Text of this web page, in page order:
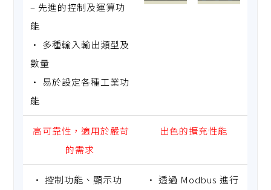
– 先進的控制及運算功
能
• 多種輸入輸出類型及
數量
• 易於設定各種工業功
能
高可靠性，適用於嚴苛
的需求
出色的擴充性能
• 控制功能、顯示功
• 透過 Modbus 進行